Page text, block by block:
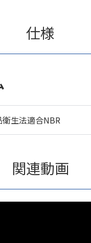
仕様
衛生法適合NBR
関連動画